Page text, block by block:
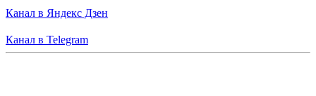
Канал в Яндекс Дзен
Канал в Telegram